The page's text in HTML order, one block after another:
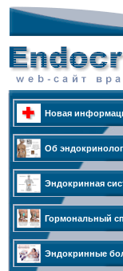
Новая
Об
Эндокринная
Гормональный
Эндокринные